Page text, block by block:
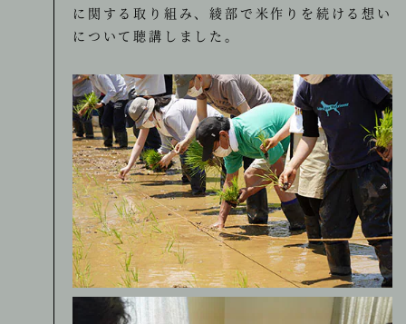
に関する取り組み、綾部で米作りを続ける想い
について聴講しました。